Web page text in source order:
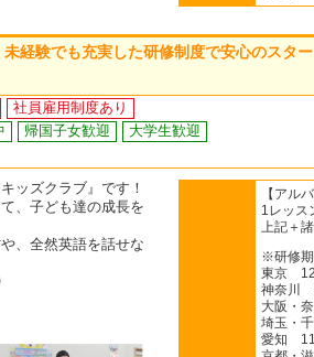
経験でも充実した研修制度で安心のスタ
社員雇用制度あり
帰国子女歓迎
大学生歓迎
ッズクラブ』です！
、子ども達の成長を
、全然英語を話せな
【アル
1レッ
上記＋
※研修期
東京
神奈川
大阪・
埼玉・
愛知